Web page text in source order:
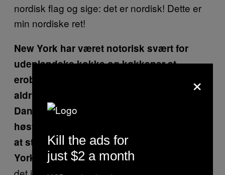
nordisk flag og sige: det er nordisk! Dette er
min nordiske ret!
New York har været notorisk svært for
udenlandske kokke og køkkener at
erobre. Ducasse knækkede, Ramsay slog
aldrig igennem og det gik heller ikke for
Dani García, mens det spanske køkken
høstede hæder. Bliver du aldrig bange for
at styrtdykke og smadre dig selv mod New
Yorks fliser?Jo. Der er en vis risiko for, at
×
Kill the ads for
just $2 a month